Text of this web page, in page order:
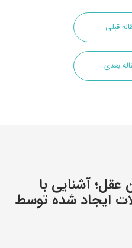
قبلی
بعدی
عقل؛ آشنایی با
ایجاد شده توسط